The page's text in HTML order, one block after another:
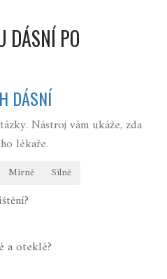
DÁSNÍ PO
DÁSNÍ
Nástroj vám ukáže, zda
lékaře.
Mírně Silně
a oteklé?